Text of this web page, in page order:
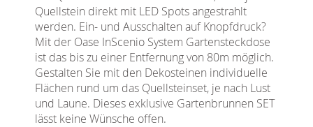
Quellstein direkt mit LED Spots angestrahlt
werden. Ein- und Ausschalten auf Knopfdruck?
Mit der Oase InScenio System Gartensteckdose
ist das bis zu einer Entfernung von 80m möglich.
Gestalten Sie mit den Dekosteinen individuelle
Flächen rund um das Quellsteinset, je nach Lust
und Laune. Dieses exklusive Gartenbrunnen SET
lässt keine Wünsche offen.